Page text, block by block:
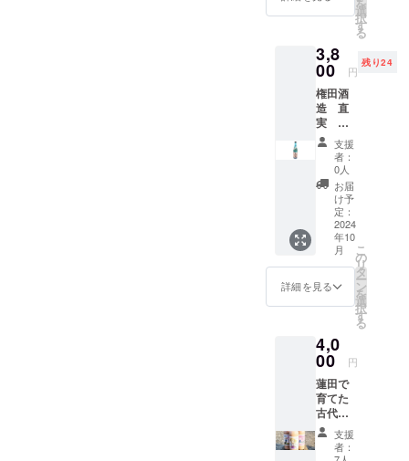
す。
してい
ます。
保存料
や着色
料、香
料を加
えず、
砂糖や
酒粕を
使用し
ていな
い麹の
あまざ
けで
す。 ノ
ンアル
コール
らお年
寄りま
しみい
ただけ
ます。
お米由
来の自
ナル
シー
礼状・
弊社
ホーム
ページ
へのお
名前掲
載。 埼
玉県産
のお米
「彩の
きず
な」、
ゆずは
毛呂山
町産の
「桂木
ゆず」
ます。
保存料
や着色
料、香
料を加
えず、
砂糖や
酒粕を
選
択
す
る
3,8
00 円
残り24
権田酒
造 直
実 特
別本醸
造 あ
ぶらび
オリジ
ナル
ブルー
ボト
ル
720ml
1本
送料込
み お
よび
ナル
シー
ル・お
礼状・
弊社
ホーム
ページ
へのお
支援
者：
0人
お届
け予
定：
2024
年10
月
詳細を見る
こ
の
リ
タ
ー
ン
を
選
択
す
る
4,0
00 円
蓮田で
育てた
古代米
（赤
米）の
あまざ
支援
者：